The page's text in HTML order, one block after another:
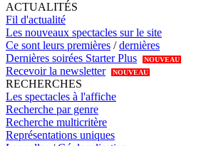
ACTUALITÉS
Fil d'actualité
Les nouveaux spectacles sur le site
Ce sont leurs premières /dernières
Dernières soirées Starter Plus
NOUVEAU
Recevoir la newsletter NOUVEAU
RECHERCHES
Les spectacles à l'affiche
Recherche par genre
Recherche multicritère
Représentations uniques